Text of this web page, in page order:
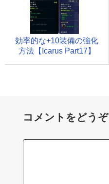
効率的な+10装備の強化
方法【Icarus Part17】
コメントをどうぞ